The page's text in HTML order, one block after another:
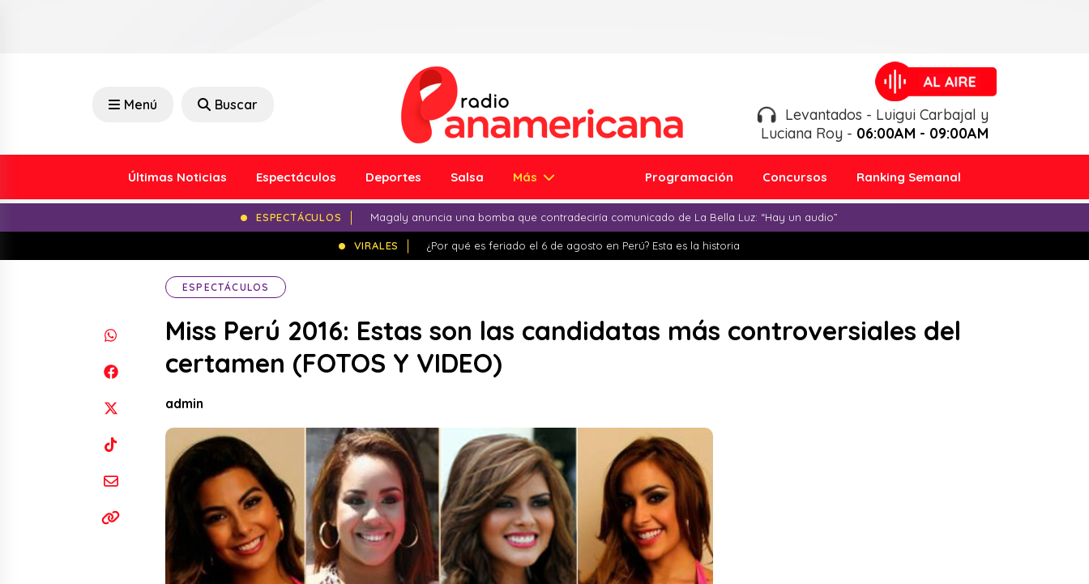
Menú Buscar
Levantados - Luigui Carbajal y
Luciana Roy - 06:00AM - 09:00AM
Últimas Noticias Espectáculos Deportes Salsa Más Programación Concursos Ranking Semanal
ESPECTÁCULOS Magaly anuncia una bomba que contradeciría comunicado de La Bella Luz: “Hay un audio”
VIRALES ¿Por qué es feriado el 6 de agosto en Perú? Esta es la historia
ESPECTÁCULOS
Miss Perú 2016: Estas son las candidatas más controversiales del
certamen (FOTOS Y VIDEO)
admin